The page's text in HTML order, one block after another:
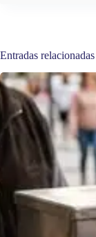
Entradas relacionadas